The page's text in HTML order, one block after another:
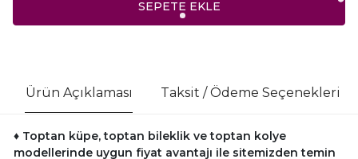
SEPETE EKLE
Ürün Açıklaması Taksit / Ödeme Seçenekleri
♦ Toptan küpe, toptan bileklik ve toptan kolye
modellerinde uygun fiyat avantajı ile sitemizden temin